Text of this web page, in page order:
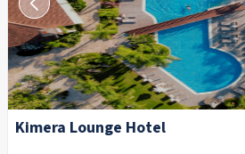
Kimera Lounge Hotel